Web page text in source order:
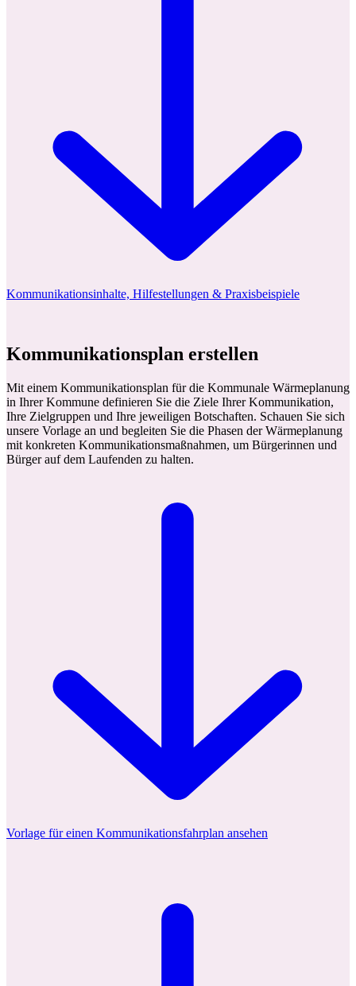
Kommunikationsinhalte, Hilfestellungen & Praxisbeispiele
Kommunikationsplan erstellen
Mit einem Kommunikationsplan für die Kommunale Wärmeplanung
in Ihrer Kommune definieren Sie die Ziele Ihrer Kommunikation,
Ihre Zielgruppen und Ihre jeweiligen Botschaften. Schauen Sie sich
unsere Vorlage an und begleiten Sie die Phasen der Wärmeplanung
mit konkreten Kommunikationsmaßnahmen, um Bürgerinnen und
Bürger auf dem Laufenden zu halten.
Vorlage für einen Kommunikationsfahrplan ansehen